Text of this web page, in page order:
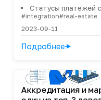
Статусы платежей
#integration#real-estate
2023-09-11
Подробнее
Аккредитация и